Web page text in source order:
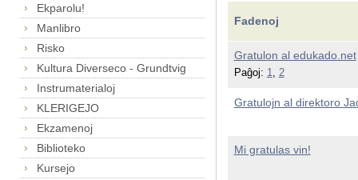
Ekparolu!
Manlibro
Risko
Kultura Diverseco - Grundtvig
Instrumaterialoj
KLERIGEJO
Ekzamenoj
Biblioteko
Kursejo
Fadenoj
Gratulon al edukado.net
Paĝoj: 1, 2
Gratulojn al direktoro
Mi gratulas vin!